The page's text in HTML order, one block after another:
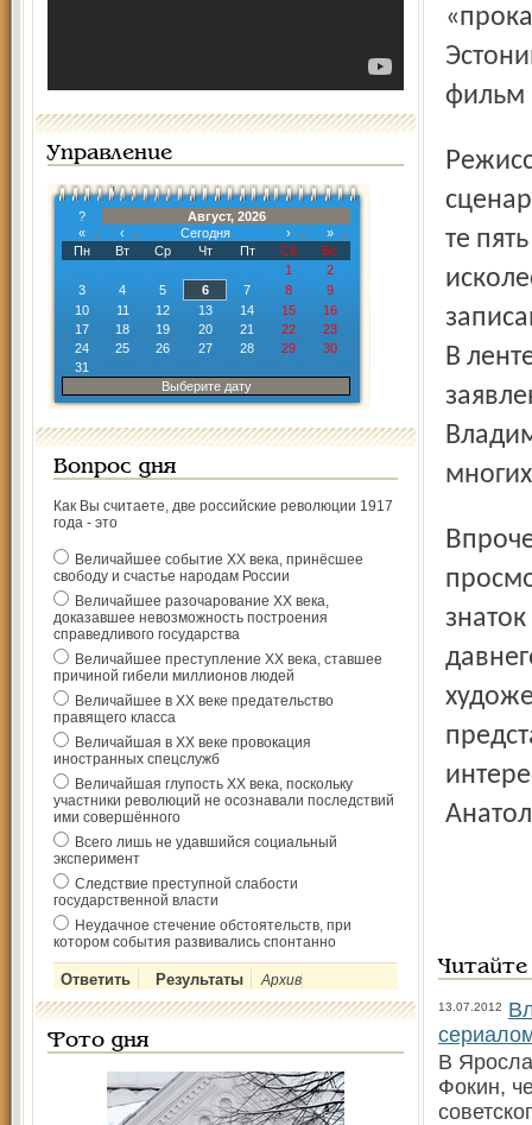
Управление
?
Август, 2026
«
‹ Сегодня ›
»
Пн
Вт Ср Чт Пт Сб
Вс
1
2
3
4 5 6 7 8
9
10
11 12 13 14 15
16
17
18 19 20 21 22
23
24
25 26 27 28 29
30
31
Выберите дату
Вопрос дня
Как Вы считаете, две российские революции 1917
года - это
Величайшее событие ХХ века, принёсшее
свободу и счастье народам России
Величайшее разочарование ХХ века,
доказавшее невозможность построения
справедливого государства
Величайшее преступление ХХ века, ставшее
причиной гибели миллионов людей
Величайшее в ХХ веке предательство
правящего класса
Величайшая в ХХ веке провокация
иностранных спецслужб
Величайшая глупость ХХ века, поскольку
участники революций не осознавали последствий
ими совершённого
Всего лишь не удавшийся социальный
эксперимент
Следствие преступной слабости
государственной власти
Неудачное стечение обстоятельств, при
котором события развивались спонтанно
Архив
Фото дня
фильм
Режиссёр фильма Кирилл Туши работал здесь и как
те
В
Впрочем, это не единственное открытие январского
13.07.2012
В
Фокин,